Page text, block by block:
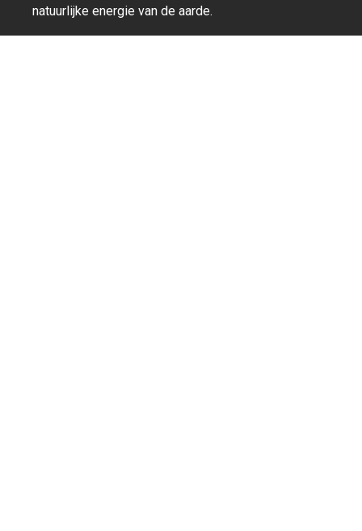
natuurlijke energie van de aarde.